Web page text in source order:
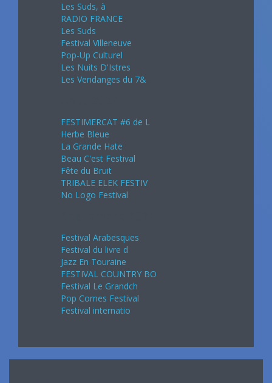
Les Suds, à
RADIO FRANCE
Les Suds
Festival Villeneuve
Pop-Up Culturel
Les Nuits D'Istres
Les Vendanges du 7&
FESTIMERCAT #6 de L
Herbe Bleue
La Grande Hate
Beau C'est Festival
Fête du Bruit
TRIBALE ELEK FESTIV
No Logo Festival
Festival Arabesques
Festival du livre d
Jazz En Touraine
FESTIVAL COUNTRY BO
Festival Le Grandch
Pop Cornes Festival
Festival internatio